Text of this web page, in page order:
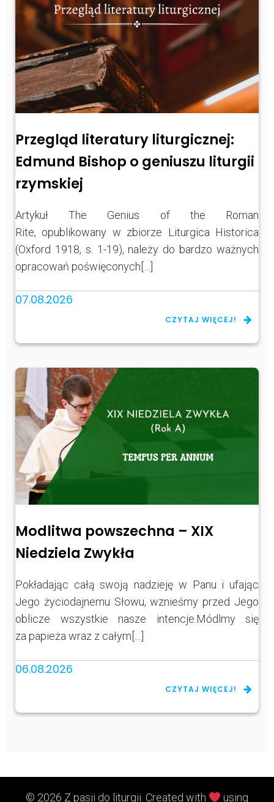
Przegląd literatury liturgicznej:
Edmund Bishop o geniuszu liturgii
rzymskiej
Artykuł The Genius of the Roman
Rite, opublikowany w zbiorze Liturgica Historica
(Oxford 1918, s. 1-19), należy do bardzo ważnych
opracowań poświęconych[…]
07.08.2026
CZYTAJ WIĘCEJ!
Modlitwa powszechna – XIX
Niedziela Zwykła
Pokładając całą swoją nadzieję w Panu i ufając
Jego życiodajnemu Słowu, wznieśmy przed Jego
oblicze wszystkie nasze intencje.Módlmy się
za papieża wraz z całym[…]
06.08.2026
CZYTAJ WIĘCEJ!
© 2026 Z pasji do liturgii. Created with using